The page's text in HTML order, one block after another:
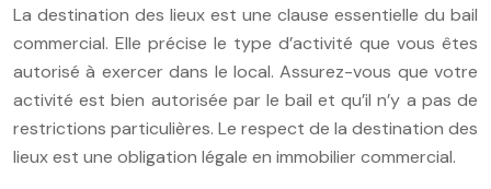
La destination des lieux est une clause essentielle du bail
commercial. Elle précise le type d’activité que vous êtes
autorisé à exercer dans le local. Assurez-vous que votre
activité est bien autorisée par le bail et qu’il n’y a pas de
restrictions particulières. Le respect de la destination des
lieux est une obligation légale en immobilier commercial.